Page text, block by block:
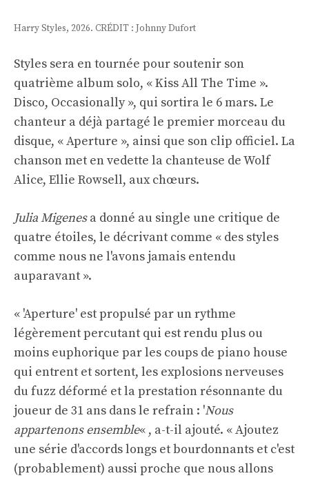
Harry Styles, 2026. CRÉDIT : Johnny Dufort
Styles sera en tournée pour soutenir son
quatrième album solo, « Kiss All The Time ».
Disco, Occasionally », qui sortira le 6 mars. Le
chanteur a déjà partagé le premier morceau du
disque, « Aperture », ainsi que son clip officiel. La
chanson met en vedette la chanteuse de Wolf
Alice, Ellie Rowsell, aux chœurs.
Julia Migenesa donné au single une critique de
quatre étoiles, le décrivant comme « des styles
comme nous ne l'avons jamais entendu
auparavant ».
« 'Aperture' est propulsé par un rythme
légèrement percutant qui est rendu plus ou
moins euphorique par les coups de piano house
qui entrent et sortent, les explosions nerveuses
du fuzz déformé et la prestation résonnante du
joueur de 31 ans dans le refrain : 'Nous
appartenons ensemble« , a-t-il ajouté. « Ajoutez
une série d'accords longs et bourdonnants et c'est
(probablement) aussi proche que nous allons